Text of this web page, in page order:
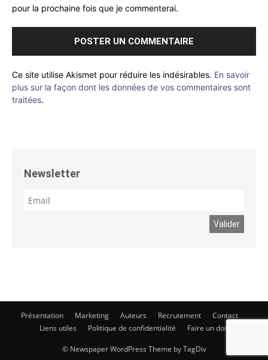
pour la prochaine fois que je commenterai.
Ce site utilise Akismet pour réduire les indésirables. En savoir
plus sur la façon dont les données de vos commentaires sont
traitées.
Newsletter
Présentation Marketing Auteurs Recrutement
Contact
Liens utiles
Politique de confidentialité Faire un don
© Newspaper WordPress Theme by TagDiv